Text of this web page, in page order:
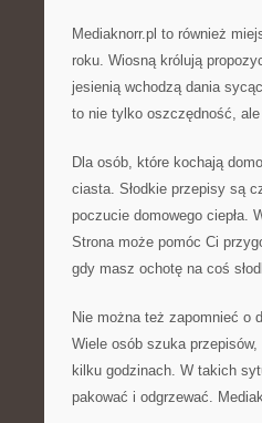
Mediaknorr.pl to również
roku. Wiosną królują
jesienią wchodzą dania
to nie tylko oszczędność,
Dla osób, które kochają
ciasta. Słodkie przepisy są
poczucie domowego ciepła.
Strona może pomóc Ci
gdy masz ochotę na coś
Nie można też zapomnieć o
Wiele osób szuka
kilku godzinach. W takich
pakować i odgrzewać.